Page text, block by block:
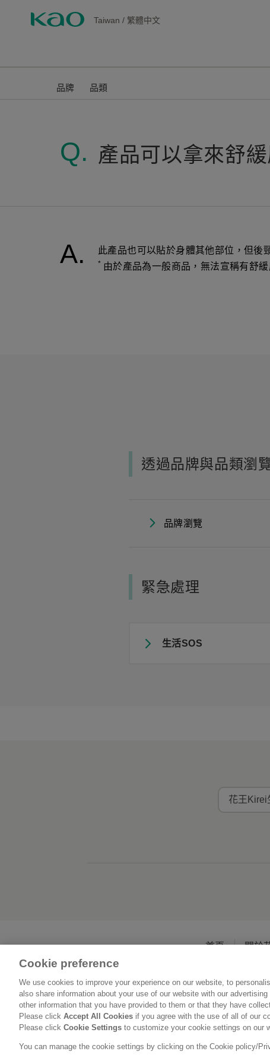
Taiwan / 繁體中文
品牌 品類
產品可以拿來舒
此產品也可以貼於身體其他部位，但後
* 由於產品為一般商品，無法宣稱有舒
透過品牌與品類瀏
品牌瀏覽
緊急處理
生活SOS
花王Kirei
首頁 關於
Cookie preference
We use cookies to improve your experience on our website, to
also share information about your use of our website with our
other information that you have provided to them or that they have
Please click Accept All Cookies if you agree with the use of all of our
Please click Cookie Settings to customize your cookie settings on our
You can manage the cookie settings by clicking on the Cookie policy/